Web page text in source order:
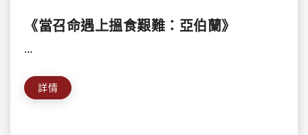
《當召命遇上搵食艱難：亞伯蘭》
...
詳情